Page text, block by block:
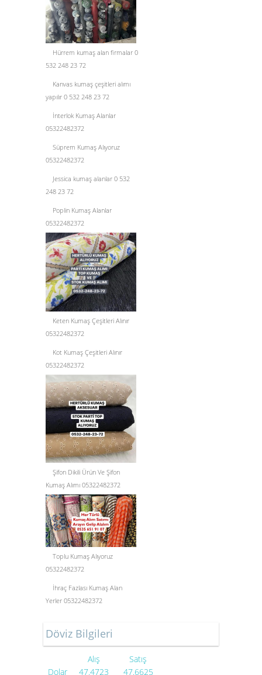
Hürrem kumaş alan firmalar 0
532 248 23 72
Kanvas kumaş çeşitleri alımı
yapılır 0 532 248 23 72
İnterlok Kumaş Alanlar
05322482372
Süprem Kumaş Alıyoruz
05322482372
Jessica kumaş alanlar 0 532
248 23 72
Poplin Kumaş Alanlar
05322482372
Keten Kumaş Çeşitleri Alınır
05322482372
Kot Kumaş Çeşitleri Alınır
05322482372
Şifon Dikili Ürün Ve Şifon
Kumaş Alımı 05322482372
Toplu Kumaş Alıyoruz
05322482372
İhraç Fazlası Kumaş Alan
Yerler 05322482372
Döviz Bilgileri
Alış
Satış
Dolar
47.4723 47.6625